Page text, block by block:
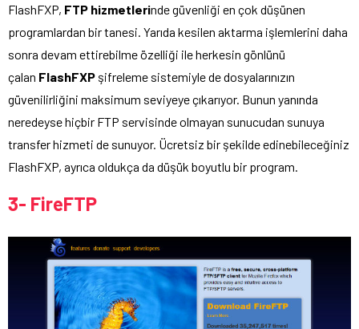
FlashFXP, FTP hizmetlerinde güvenliği en çok düşünen
programlardan bir tanesi. Yarıda kesilen aktarma işlemlerini daha
sonra devam ettirebilme özelliği ile herkesin gönlünü
çalan FlashFXP şifreleme sistemiyle de dosyalarınızın
güvenilirliğini maksimum seviyeye çıkarıyor. Bunun yanında
neredeyse hiçbir FTP servisinde olmayan sunucudan sunuya
transfer hizmeti de sunuyor. Ücretsiz bir şekilde edinebileceğiniz
FlashFXP, ayrıca oldukça da düşük boyutlu bir program.
3- FireFTP